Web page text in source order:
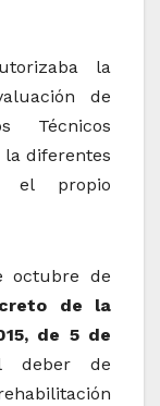
la
de
Técnicos
diferentes
el propio
octubre de
de la
de 5 de
deber de